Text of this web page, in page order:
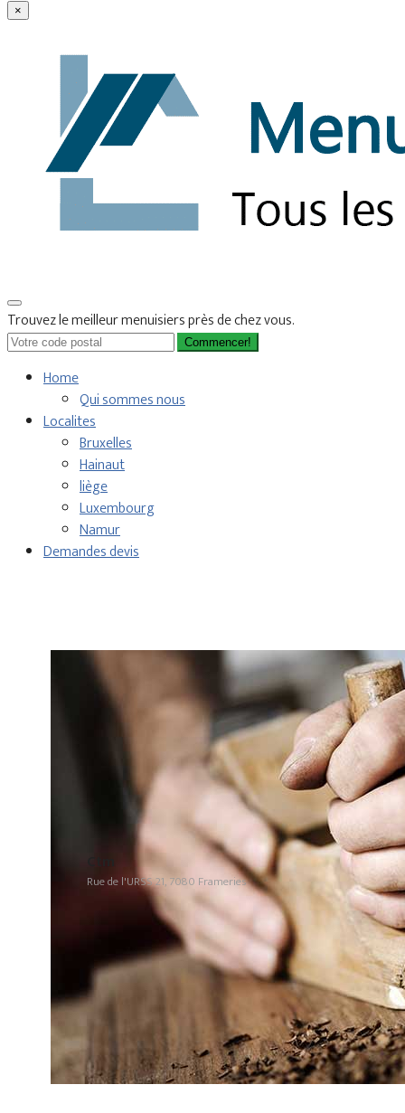
×
Trouvez le meilleur menuisiers près de chez vous.
Commencer!
Home
Qui sommes nous
Localites
Bruxelles
Hainaut
liège
Luxembourg
Namur
Demandes devis
Ctm
Rue de l'URSS 21, 7080 Frameries